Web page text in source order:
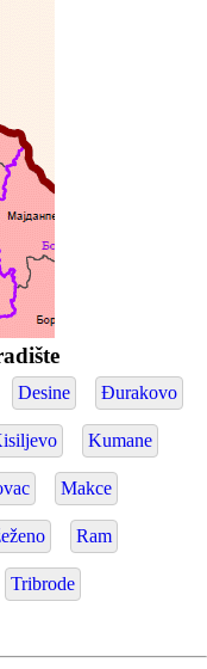
Desine Đurakovo
Kumane
Makce
Ram
Tribrode